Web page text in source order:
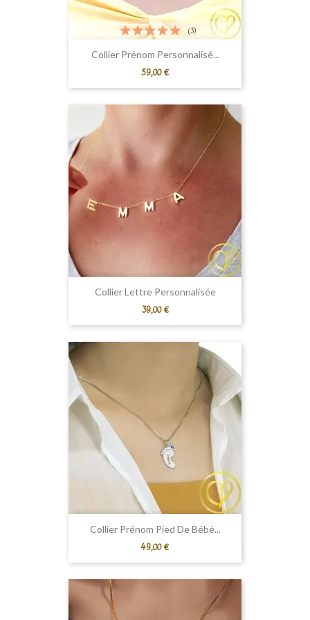
Collier Prénom Personnalisé...
Prix
59,00 €
(3)
Collier Lettre Personnalisée
Prix
39,00 €
Collier Prénom Pied De Bébé...
Prix
49,00 €